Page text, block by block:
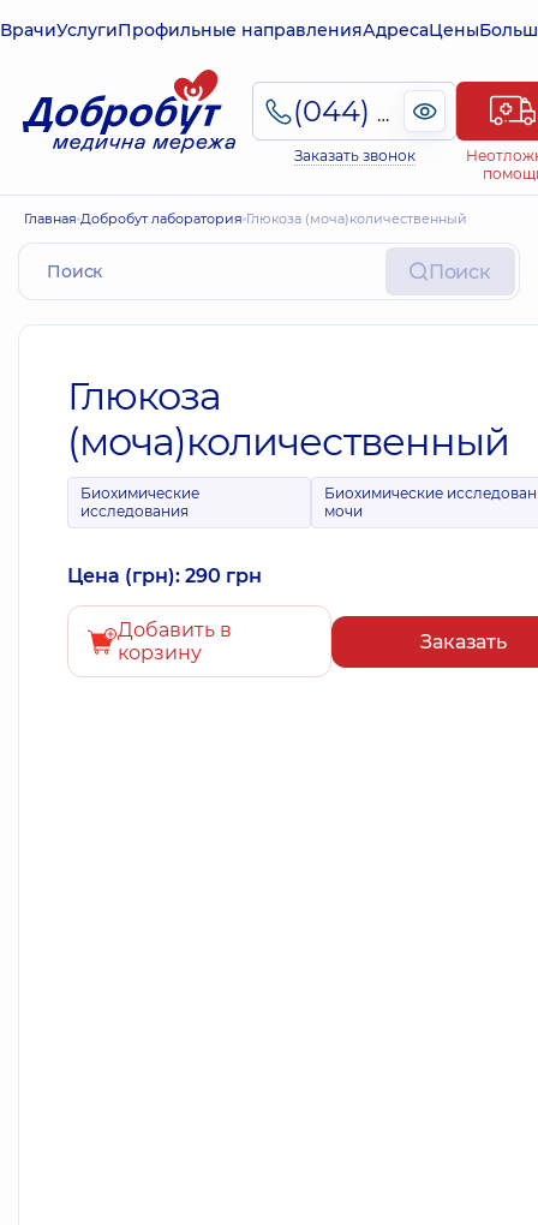
ВрачиУслугиПрофильные направленияАдресаЦены
(044) 495-2-888
Заказать звонок
Главная Добробут лаборатория Глюкоза (моча)количественный
Поиск
Глюкоза
(моча)количественный
Биохимические
исследования
Биохимические
мочи
Цена (грн): 290 грн
Добавить в
корзину
Заказать